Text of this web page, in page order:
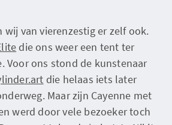
van vierenzestig er zelf ook.
die ons weer een tent ter
Voor ons stond de kunstenaar
die helaas iets later
Maar zijn Cayenne met
werd door vele bezoeker toch